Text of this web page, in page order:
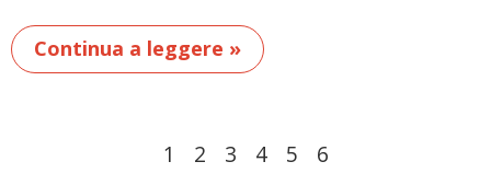
Continua a leggere »
1 2 3 4 5 6